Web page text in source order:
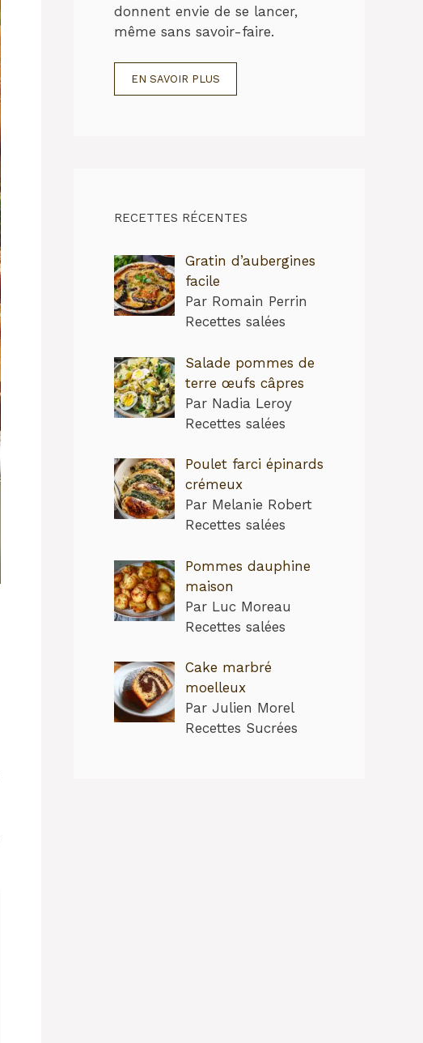
donnent envie de se lancer,
même sans savoir-faire.
EN SAVOIR PLUS
RECETTES RÉCENTES
Gratin d’aubergines
facile
Par Romain Perrin
Recettes salées
Salade pommes de
terre œufs câpres
Par Nadia Leroy
Recettes salées
Poulet farci épinards
crémeux
Par Melanie Robert
Recettes salées
Pommes dauphine
maison
Par Luc Moreau
Recettes salées
Cake marbré
moelleux
Par Julien Morel
Recettes Sucrées